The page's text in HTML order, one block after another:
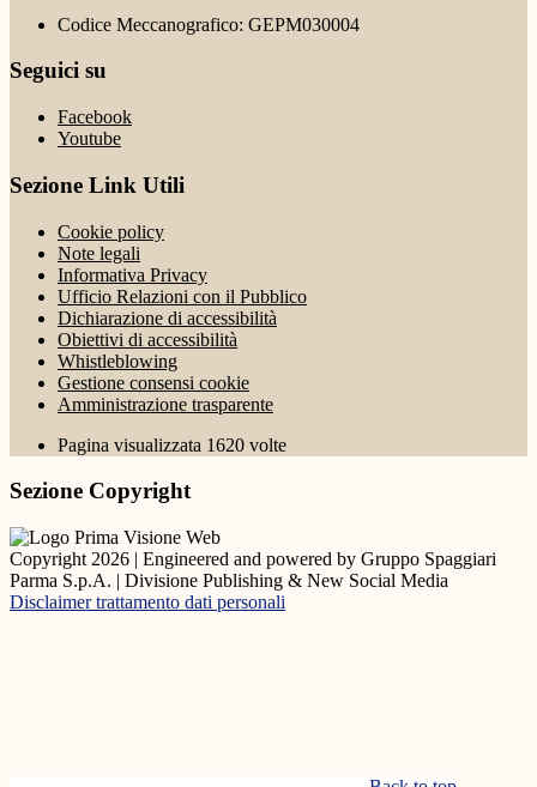
Codice Meccanografico: GEPM030004
Seguici su
Facebook
Youtube
Sezione Link Utili
Cookie policy
Note legali
Informativa Privacy
Ufficio Relazioni con il Pubblico
Dichiarazione di accessibilità
Obiettivi di accessibilità
Whistleblowing
Gestione consensi cookie
Amministrazione trasparente
Pagina visualizzata 1620 volte
Sezione Copyright
Copyright 2026 | Engineered and powered by Gruppo Spaggiari
Parma S.p.A. | Divisione Publishing & New Social Media
Disclaimer trattamento dati personali